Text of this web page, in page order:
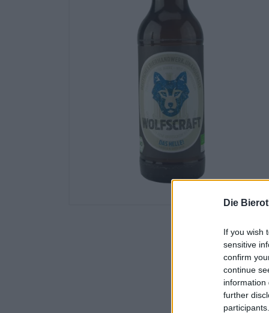
Die
If you wish
sensitive
confirm
continue
information
further